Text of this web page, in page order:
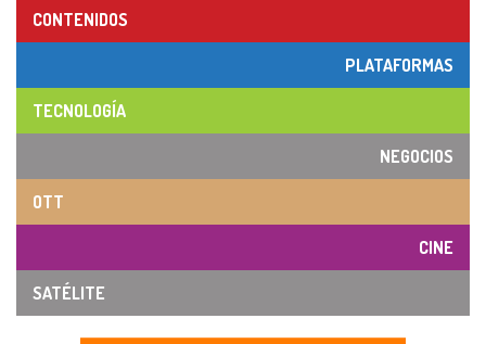
CONTENIDOS
PLATAFORMAS
TECNOLOGÍA
NEGOCIOS
OTT
CINE
SATÉLITE